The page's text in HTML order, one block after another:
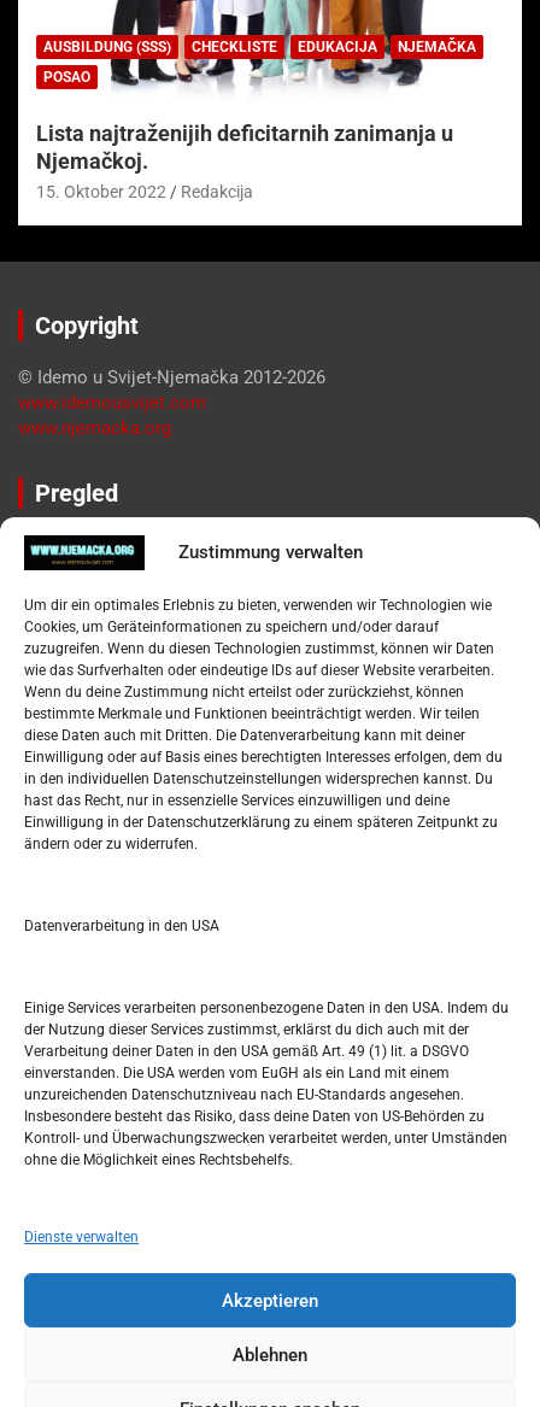
Zustimmung verwalten
Um dir ein optimales Erlebnis zu bieten, verwenden wir Technologien wie
Cookies, um Geräteinformationen zu speichern und/oder darauf
zuzugreifen. Wenn du diesen Technologien zustimmst, können wir Daten
wie das Surfverhalten oder eindeutige IDs auf dieser Website verarbeiten.
Wenn du deine Zustimmung nicht erteilst oder zurückziehst, können
bestimmte Merkmale und Funktionen beeinträchtigt werden. Wir teilen
diese Daten auch mit Dritten. Die Datenverarbeitung kann mit deiner
Einwilligung oder auf Basis eines berechtigten Interesses erfolgen, dem du
in den individuellen Datenschutzeinstellungen widersprechen kannst. Du
hast das Recht, nur in essenzielle Services einzuwilligen und deine
Einwilligung in der Datenschutzerklärung zu einem späteren Zeitpunkt zu
ändern oder zu widerrufen.
Datenverarbeitung in den USA
Einige Services verarbeiten personenbezogene Daten in den USA. Indem du
der Nutzung dieser Services zustimmst, erklärst du dich auch mit der
Verarbeitung deiner Daten in den USA gemäß Art. 49 (1) lit. a DSGVO
einverstanden. Die USA werden vom EuGH als ein Land mit einem
unzureichenden Datenschutzniveau nach EU-Standards angesehen.
Insbesondere besteht das Risiko, dass deine Daten von US-Behörden zu
Kontroll- und Überwachungszwecken verarbeitet werden, unter Umständen
ohne die Möglichkeit eines Rechtsbehelfs.
Dienste verwalten
Akzeptieren
Ablehnen
AUSBILDUNG (SSS) CHECKLISTE EDUKACIJA
NJEMAČKA
POSAO
Lista najtraženijih deficitarnih zanimanja u
Njemačkoj.
15. Oktober 2022 Redakcija
Copyright
© Idemo u Svijet-Njemačka 2012-2026
www.idemousvijet.com
www.njemacka.org
Pregled
Impressum
Datenschutzerklärung
Widerufsbelehrung
Oglašavanje / Postavite svoj oglas
Tko je “Idemo u Svijet – Njemačka?
Pretražite stranicu:
S
e
a
h
M D M D F S S
2 3 4 5 6 7
9 10 11 12 13 14 15
23 24
30 31
« Dez. Feb. »